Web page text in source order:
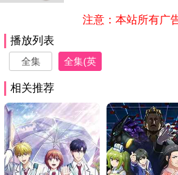
注意：本站所有广
播放列表
全集
全集(英
相关推荐